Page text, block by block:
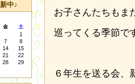
お子さんたちもま
巡ってくる季節で
６年生を送る会、
中♪
金 土
1
7
8
14
15
21
22
28
29